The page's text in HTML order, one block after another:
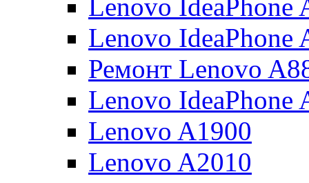
Lenovo IdeaPhone
Lenovo IdeaPhone
Ремонт Lenovo
Lenovo IdeaPhone
Lenovo A1900
Lenovo A2010